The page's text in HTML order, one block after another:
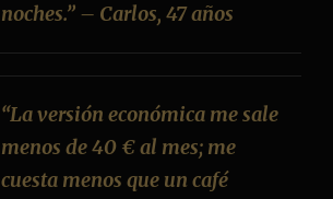
noches.” – Carlos, 47 años
“La versión económica me sale
menos de 40 € al mes; me
cuesta menos que un café